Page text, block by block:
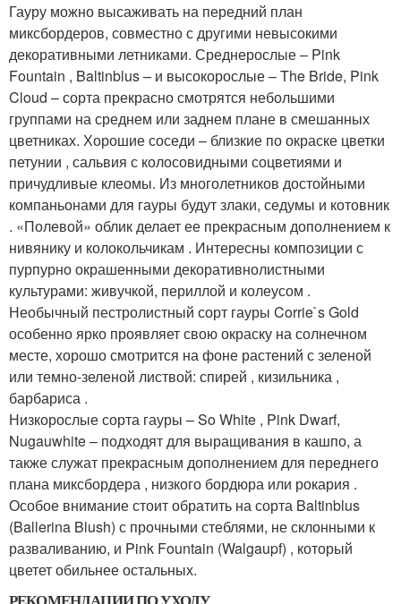
Гауру можно высаживать на передний план
миксбордеров, совместно с другими невысокими
декоративными летниками. Среднерослые – Pink
Fountain , Baltinblus – и высокорослые – The Bride, Pink
Cloud – сорта прекрасно смотрятся небольшими
группами на среднем или заднем плане в смешанных
цветниках. Хорошие соседи – близкие по окраске цветки
петунии , сальвия с колосовидными соцветиями и
причудливые клеомы. Из многолетников достойными
компаньонами для гауры будут злаки, седумы и котовник
. «Полевой» облик делает ее прекрасным дополнением к
нивянику и колокольчикам . Интересны композиции с
пурпурно окрашенными декоративнолистными
культурами: живучкой, периллой и колеусом .
Необычный пестролистный сорт гауры Corrie`s Gold
особенно ярко проявляет свою окраску на солнечном
месте, хорошо смотрится на фоне растений с зеленой
или темно-зеленой листвой: спирей , кизильника ,
барбариса .
Низкорослые сорта гауры – So White , Pink Dwarf,
Nugauwhite – подходят для выращивания в кашпо, а
также служат прекрасным дополнением для переднего
плана миксбордера , низкого бордюра или рокария .
Особое внимание стоит обратить на сорта Baltinblus
(Ballerina Blush) с прочными стеблями, не склонными к
разваливанию, и Pink Fountain (Walgaupf) , который
цветет обильнее остальных.